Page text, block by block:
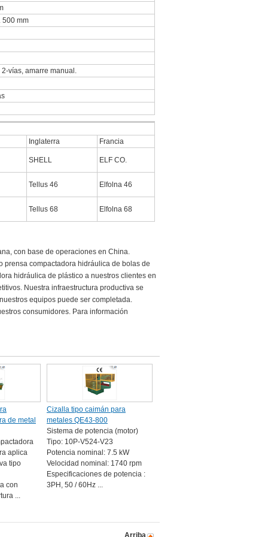
500 mm
vías, amarre manual.
Inglaterra Francia
SHELL ELF CO.
Tellus 46 Elfolna 46
Tellus 68 Elfolna 68
con base de operaciones en China.
prensa compactadora hidráulica de bolas de
hidráulica de plástico a nuestros clientes en
Nuestra infraestructura productiva se
equipos puede ser completada.
consumidores. Para información
de metal
aplica
tipo
con
...
Cizalla tipo caimán para
metales QE43-800
Sistema de potencia (motor)
Tipo: 10P-V524-V23
Potencia nominal: 7.5 kW
Velocidad nominal: 1740 rpm
Especificaciones de potencia :
3PH, 50 / 60Hz ...
Arriba